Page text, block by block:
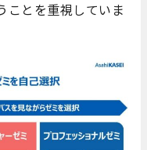
ことを重視していま